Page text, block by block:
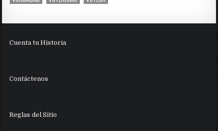
Cuenta tu Historia
Contáctenos
Reglas del Sitio